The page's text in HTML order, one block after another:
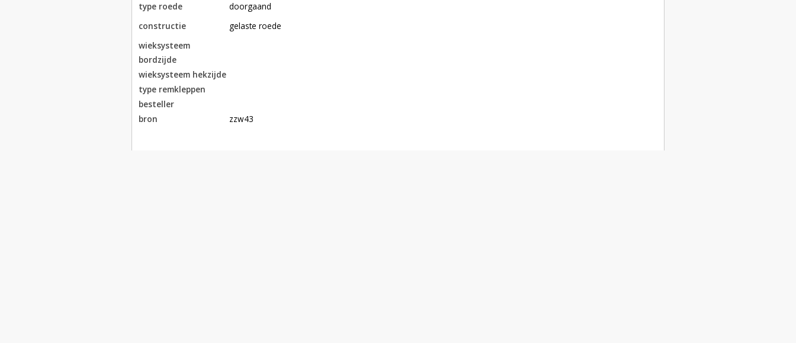
type roede
doorgaand
constructie
gelaste roede
wieksysteem
bordzijde
wieksysteem hekzijde
type remkleppen
besteller
bron